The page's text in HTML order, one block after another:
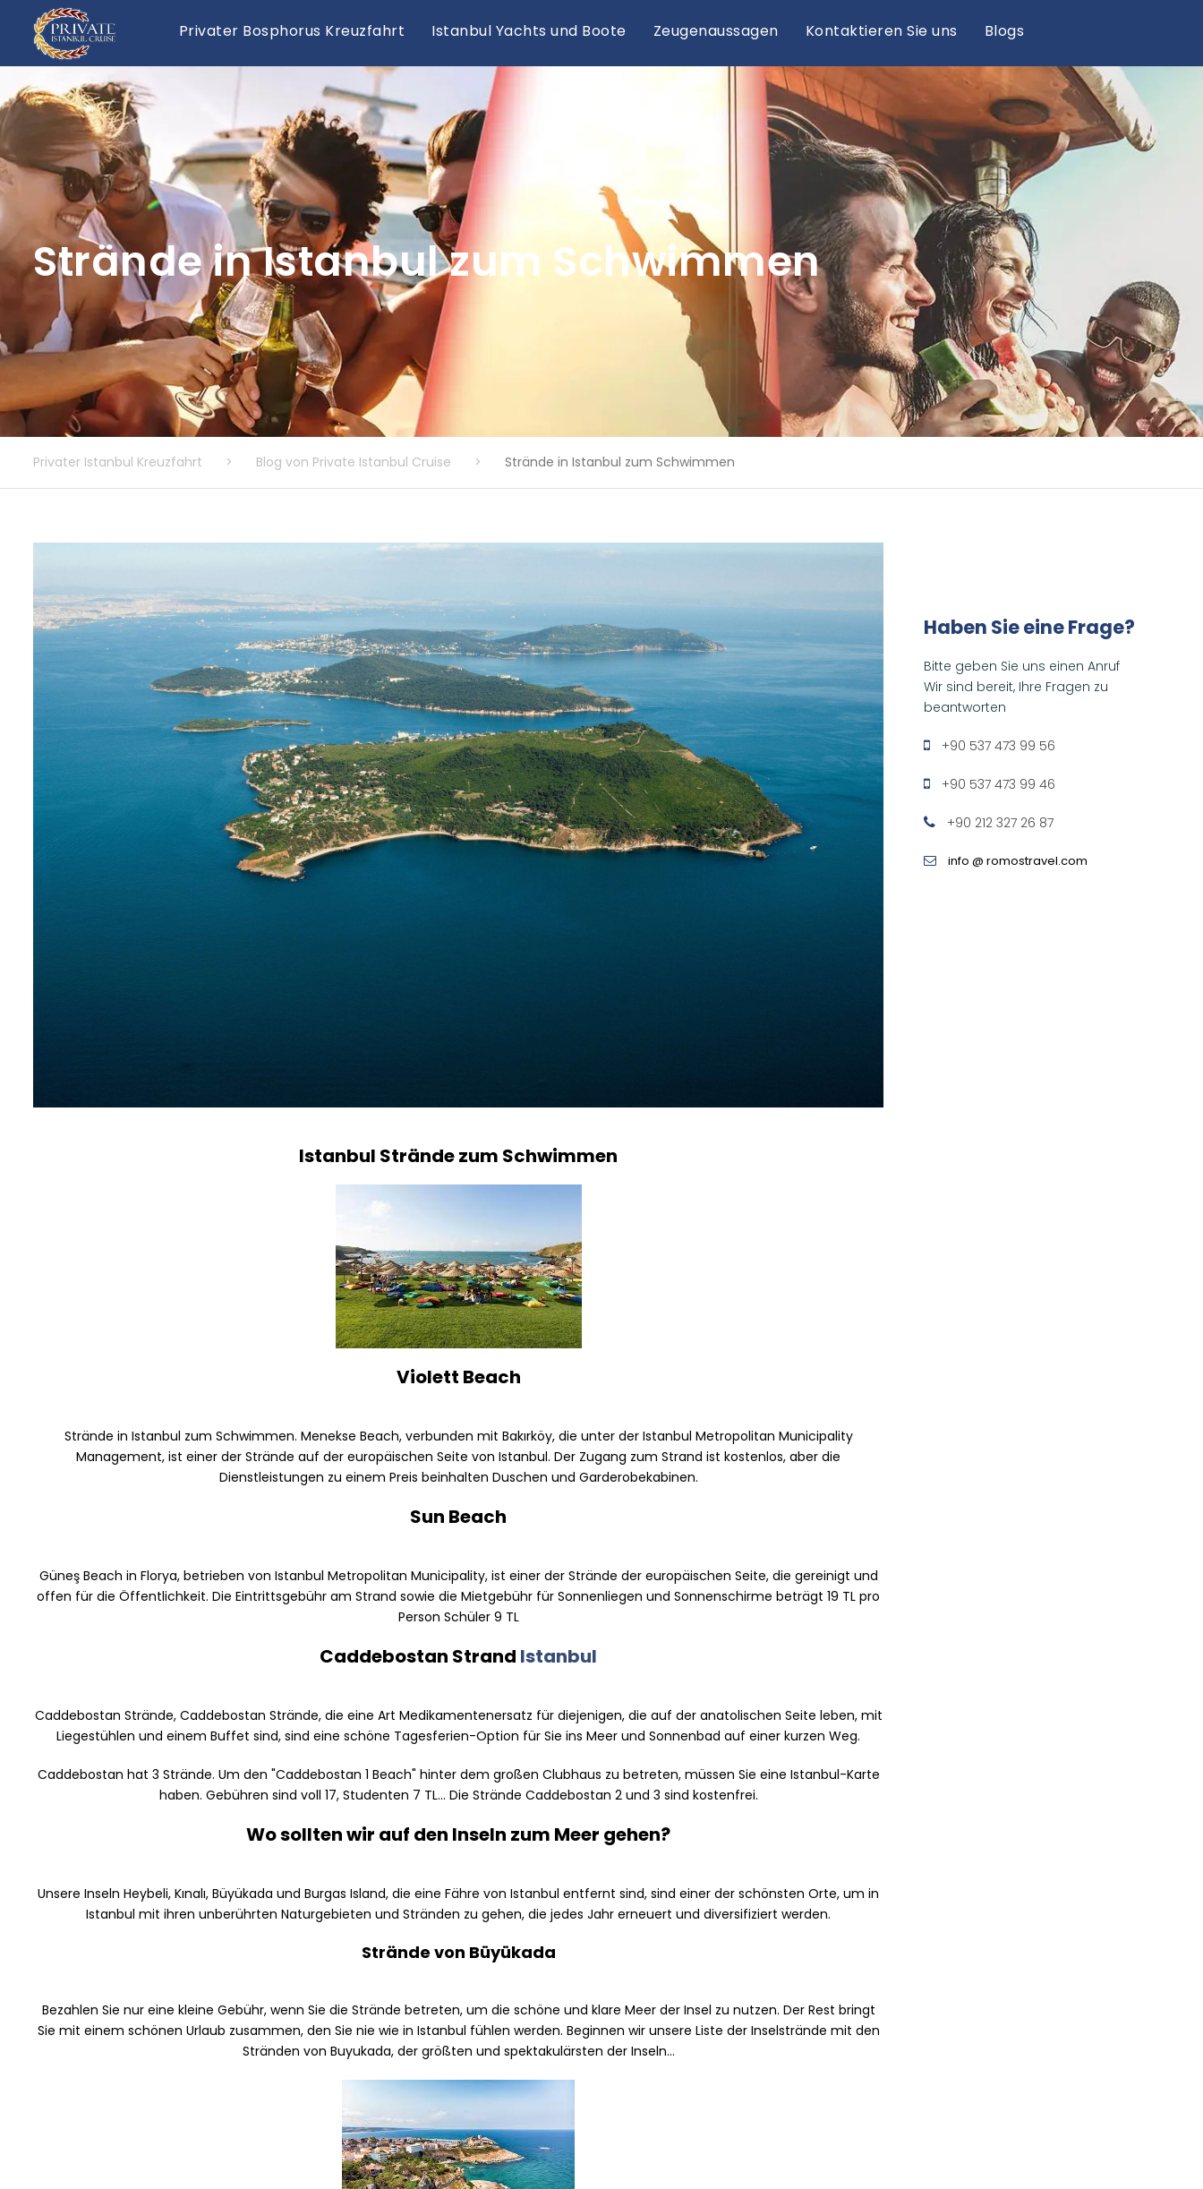
Privater Bosphorus Kreuzfahrt Istanbul Yachts und Boote Zeugenaussagen Kontaktieren Sie uns Blogs
Strände in Istanbul zum Schwimmen
Privater Istanbul Kreuzfahrt > Blog von Private Istanbul Cruise > Strände in Istanbul zum Schwimmen
Istanbul Strände zum Schwimmen
Violett Beach
Strände in Istanbul zum Schwimmen. Menekse Beach, verbunden mit Bakırköy, die unter der Istanbul Metropolitan Municipality
Management, ist einer der Strände auf der europäischen Seite von Istanbul. Der Zugang zum Strand ist kostenlos, aber die
Dienstleistungen zu einem Preis beinhalten Duschen und Garderobekabinen.
Sun Beach
Güneş Beach in Florya, betrieben von Istanbul Metropolitan Municipality, ist einer der Strände der europäischen Seite, die gereinigt und
offen für die Öffentlichkeit. Die Eintrittsgebühr am Strand sowie die Mietgebühr für Sonnenliegen und Sonnenschirme beträgt 19 TL pro
Person Schüler 9 TL
Caddebostan Strand Istanbul
Caddebostan Strände, Caddebostan Strände, die eine Art Medikamentenersatz für diejenigen, die auf der anatolischen Seite leben, mit
Liegestühlen und einem Buffet sind, sind eine schöne Tagesferien-Option für Sie ins Meer und Sonnenbad auf einer kurzen Weg.
Caddebostan hat 3 Strände. Um den "Caddebostan 1 Beach" hinter dem großen Clubhaus zu betreten, müssen Sie eine Istanbul-Karte
haben. Gebühren sind voll 17, Studenten 7 TL... Die Strände Caddebostan 2 und 3 sind kostenfrei.
Wo sollten wir auf den Inseln zum Meer gehen?
Unsere Inseln Heybeli, Kınalı, Büyükada und Burgas Island, die eine Fähre von Istanbul entfernt sind, sind einer der schönsten Orte, um in
Istanbul mit ihren unberührten Naturgebieten und Stränden zu gehen, die jedes Jahr erneuert und diversifiziert werden.
Strände von Büyükada
Bezahlen Sie nur eine kleine Gebühr, wenn Sie die Strände betreten, um die schöne und klare Meer der Insel zu nutzen. Der Rest bringt
Sie mit einem schönen Urlaub zusammen, den Sie nie wie in Istanbul fühlen werden. Beginnen wir unsere Liste der Inselstrände mit den
Stränden von Buyukada, der größten und spektakulärsten der Inseln...
Haben Sie eine Frage?
Bitte geben Sie uns einen Anruf
Wir sind bereit, Ihre Fragen zu
beantworten
+90 537 473 99 56
+90 537 473 99 46
+90 212 327 26 87
info @ romostravel.com